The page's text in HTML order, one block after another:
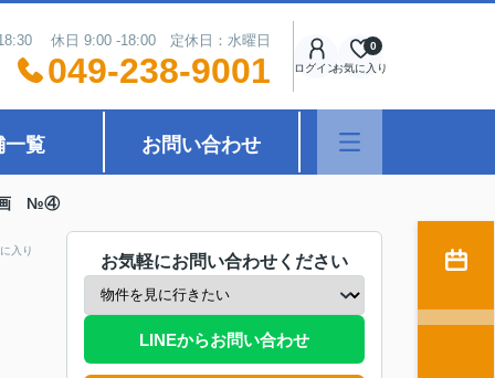
休日 9:00 -18:00 定休日：水曜日
049-238-9001 ログインお気に入り
0
一覧 お問い合わせ
画 №④
入り
お気軽にお問い合わせください
LINEからお問い合わせ